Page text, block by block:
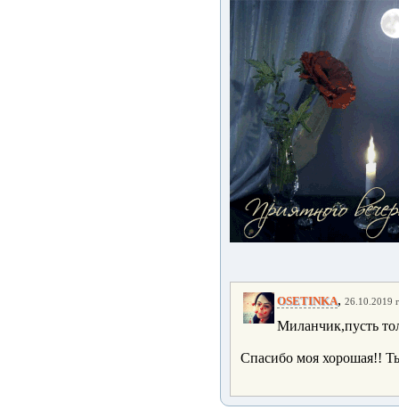
OSETINKA, 26.10.2019
Миланчик,пусть
Спасибо моя хорошая!!